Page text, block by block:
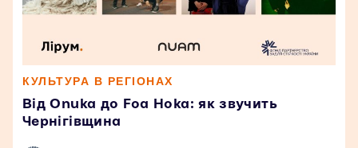
КУЛЬТУРА В РЕГІОНАХ
Від Onuka до Foa Hoka: як звучить
Чернігівщина